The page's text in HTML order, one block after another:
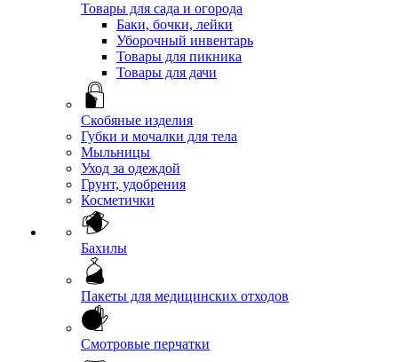
Товары для сада и огорода
Баки, бочки, лейки
Уборочный инвентарь
Товары для пикника
Товары для дачи
Скобяные изделия
Губки и мочалки для тела
Мыльницы
Уход за одеждой
Грунт, удобрения
Косметички
Бахилы
Пакеты для медицинских отходов
Смотровые перчатки